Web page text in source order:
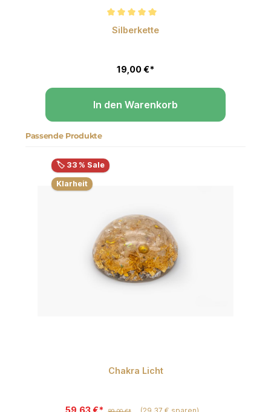
Durchschnittliche Bewertung von 5 von 5 Sternen
Silberkette
19,00 €*
In den Warenkorb
Passende Produkte
Produktgalerie überspringen
🏷️ 33 % Sale
Klarheit
Chakra Licht
59,63 €*